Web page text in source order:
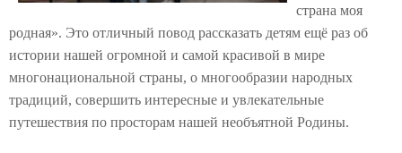
страна моя
родная». Это отличный повод рассказать детям ещё раз об
истории нашей огромной и самой красивой в мире
многонациональной страны, о многообразии народных
традиций, совершить интересные и увлекательные
путешествия по просторам нашей необъятной Родины.